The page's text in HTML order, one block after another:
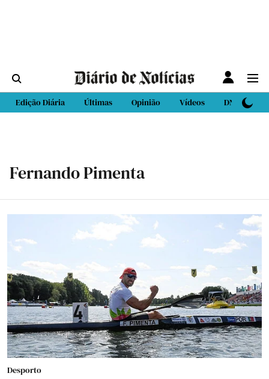
Edição Diária Últimas Opinião Vídeos DN Sport
Fernando Pimenta
Desporto